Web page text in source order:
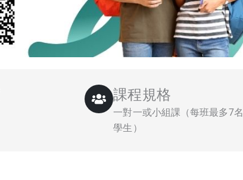
課程規格
一對一或小組課（每班最多7名
學生）